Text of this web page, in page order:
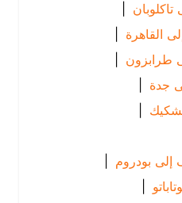
|
|
|
|
|
|